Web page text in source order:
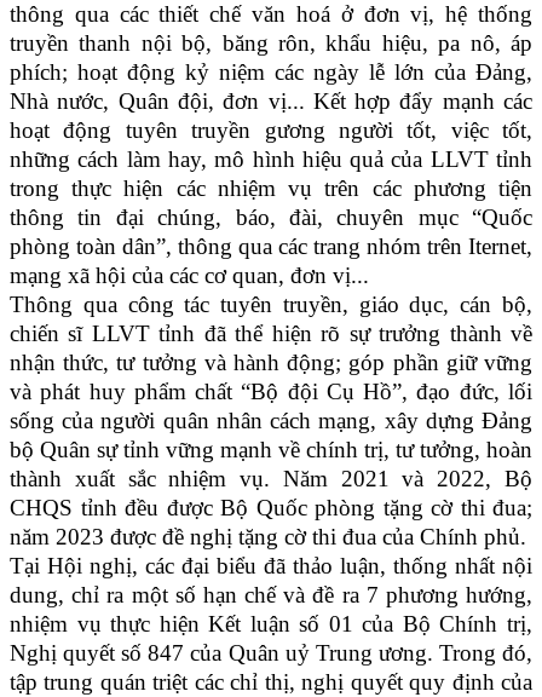
thông qua các thiết chế văn hoá ở đơn vị, hệ thống
truyền thanh nội bộ, băng rôn, khẩu hiệu, pa nô, áp
phích; hoạt động kỷ niệm các ngày lễ lớn của Đảng,
Nhà nước, Quân đội, đơn vị... Kết hợp đẩy mạnh các
hoạt động tuyên truyền gương người tốt, việc tốt,
những cách làm hay, mô hình hiệu quả của LLVT tỉnh
trong thực hiện các nhiệm vụ trên các phương tiện
thông tin đại chúng, báo, đài, chuyên mục “Quốc
phòng toàn dân”, thông qua các trang nhóm trên Iternet,
mạng xã hội của các cơ quan, đơn vị...
Thông qua công tác tuyên truyền, giáo dục, cán bộ,
chiến sĩ LLVT tỉnh đã thể hiện rõ sự trưởng thành về
nhận thức, tư tưởng và hành động; góp phần giữ vững
và phát huy phẩm chất “Bộ đội Cụ Hồ”, đạo đức, lối
sống của người quân nhân cách mạng, xây dựng Đảng
bộ Quân sự tỉnh vững mạnh về chính trị, tư tưởng, hoàn
thành xuất sắc nhiệm vụ. Năm 2021 và 2022, Bộ
CHQS tỉnh đều được Bộ Quốc phòng tặng cờ thi đua;
năm 2023 được đề nghị tặng cờ thi đua của Chính phủ.
Tại Hội nghị, các đại biểu đã thảo luận, thống nhất nội
dung, chỉ ra một số hạn chế và đề ra 7 phương hướng,
nhiệm vụ thực hiện Kết luận số 01 của Bộ Chính trị,
Nghị quyết số 847 của Quân uỷ Trung ương. Trong đó,
tập trung quán triệt các chỉ thị, nghị quyết quy định của